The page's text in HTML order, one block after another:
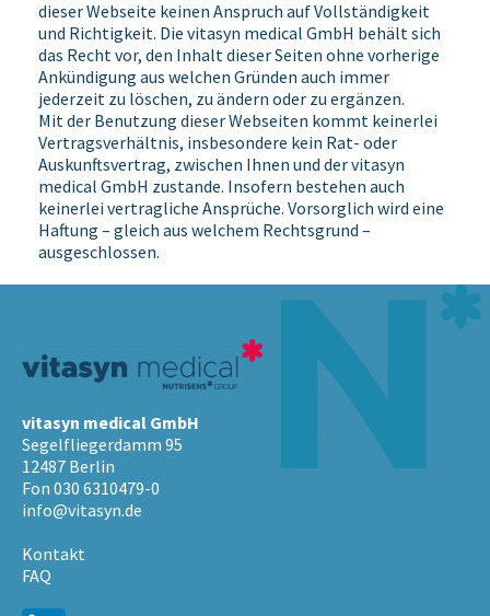
dieser Webseite keinen Anspruch auf Vollständigkeit
und Richtigkeit. Die vitasyn medical GmbH behält sich
das Recht vor, den Inhalt dieser Seiten ohne vorherige
Ankündigung aus welchen Gründen auch immer
jederzeit zu löschen, zu ändern oder zu ergänzen.
Mit der Benutzung dieser Webseiten kommt keinerlei
Vertragsverhältnis, insbesondere kein Rat- oder
Auskunftsvertrag, zwischen Ihnen und der vitasyn
medical GmbH zustande. Insofern bestehen auch
keinerlei vertragliche Ansprüche. Vorsorglich wird eine
Haftung – gleich aus welchem Rechtsgrund –
ausgeschlossen.
vitasyn medical GmbH
Segelfliegerdamm 95
12487 Berlin
Fon 030 6310479-0
info@vitasyn.de
Kontakt
FAQ